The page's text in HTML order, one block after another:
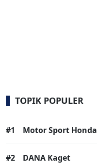
TOPIK POPULER
#1 Motor Sport Honda
#2 DANA Kaget